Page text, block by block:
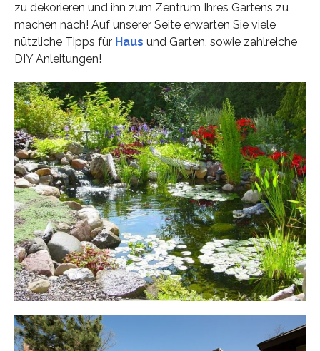
zu dekorieren und ihn zum Zentrum Ihres Gartens zu
machen nach! Auf unserer Seite erwarten Sie viele
nützliche Tipps für Haus und Garten, sowie zahlreiche
DIY Anleitungen!